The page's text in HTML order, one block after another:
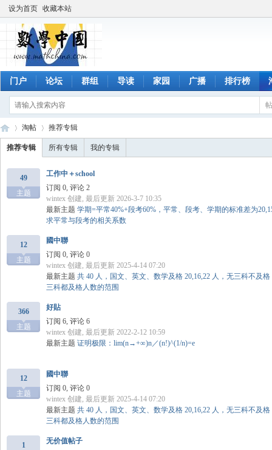
设为首页 收藏本站
门户 论坛 群组 导读 家园 广播 排行榜
学
淘帖 推荐专辑
推荐专辑 所有专辑 我的专辑
49
主题
工作中＋school
订阅 0, 评论 2
wintex 创建, 最后更新 2026-3-7 10:35
最新主题 学期=平常40%+段考60%，平常、段考、学期的标准差为
求平常与段考的相关系数
12
主题
國中聯
订阅 0, 评论 0
wintex 创建, 最后更新 2025-4-14 07:20
最新主题 共 40 人，国文、英文、数学及格 20,16,22 人，无三科不及格
三科都及格人数的范围
366
主题
好貼
订阅 6, 评论 6
wintex 创建, 最后更新 2022-2-12 10:59
最新主题 证明极限：lim(n→+∞)n／(n!)^(1/n)=e
12
主题
國中聯
订阅 0, 评论 0
wintex 创建, 最后更新 2025-4-14 07:20
最新主题 共 40 人，国文、英文、数学及格 20,16,22 人，无三科不及格
三科都及格人数的范围
1
无价值帖子